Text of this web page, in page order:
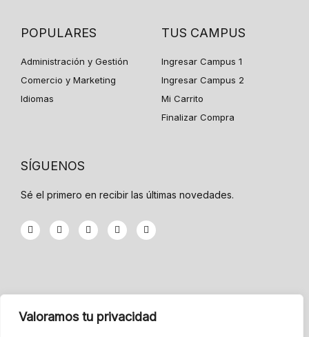
Valoramos tu privacidad
POPULARES
Administración y Gestión
Comercio y Marketing
Idiomas
TUS CAMPUS
Ingresar Campus 1
Ingresar Campus 2
Mi Carrito
Finalizar Compra
SÍGUENOS
Sé el primero en recibir las últimas novedades.
F
a
c
k
f
T
w
i
G
o
o
p
u
s
Y
o
u
I
n
s
a
INFORMACIÓN